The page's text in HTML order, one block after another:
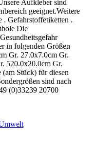
Aufkleber sind
geeignet.Weitere
. Gefahrstoffetiketten .
Die
in folgenden Größen
Gr. 27.0x7.0cm Gr.
520.0x20.0cm Gr.
Stück) für diesen
sind nach
(0)33239 20700